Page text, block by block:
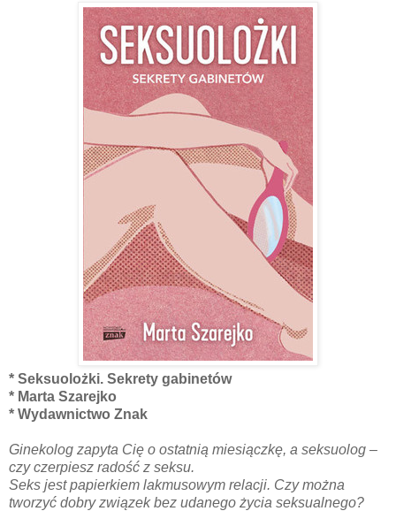
* Seksuolożki. Sekrety gabinetów
* Marta Szarejko
* Wydawnictwo Znak
Ginekolog zapyta Cię o ostatnią miesiączkę, a seksuolog –
czy czerpiesz radość z seksu.
Seks jest papierkiem lakmusowym relacji. Czy można
tworzyć dobry związek bez udanego życia seksualnego?